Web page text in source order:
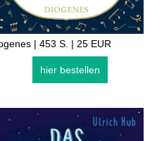
| 453 S. | 25 EUR
hier bestellen